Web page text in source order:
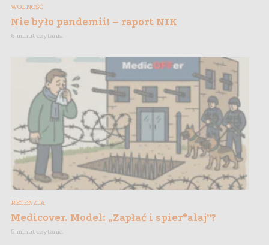
WOLNOŚĆ
Nie było pandemii! – raport NIK
6 minut czytania
RECENZJA
Medicover. Model: „Zapłać i spier*alaj”?
5 minut czytania